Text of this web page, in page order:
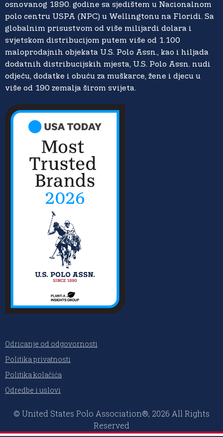
osnovanog 1890. godine sa sjedištem u Nacionalnom
polo centru USPA (NPC) u Wellingtonu na Floridi. Sa
globalnim prisustvom od više milijardi dolara i
svjetskom distribucijom putem više od 1.100
maloprodajnih objekata U.S. Polo Assn., kao i hiljada
dodatnih distribucijskih mjesta, U.S. Polo Assn. nudi
odjeću, dodatke i obuću za muškarce, žene i djecu u
više od 190 zemalja širom svijeta.
Odricanje od odgovornosti
Politika privatnosti
Politika kolačića
Odredbe i uslovi
© United States Polo Association®, 2026 All Rights
Reserved